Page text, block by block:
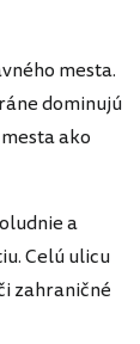
mesta.
dominujú
ako
a
Celú ulicu
zahraničné